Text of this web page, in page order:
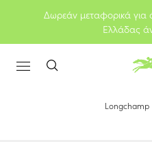
Δωρεάν μεταφορικά για
Ελλάδας
Longchamp